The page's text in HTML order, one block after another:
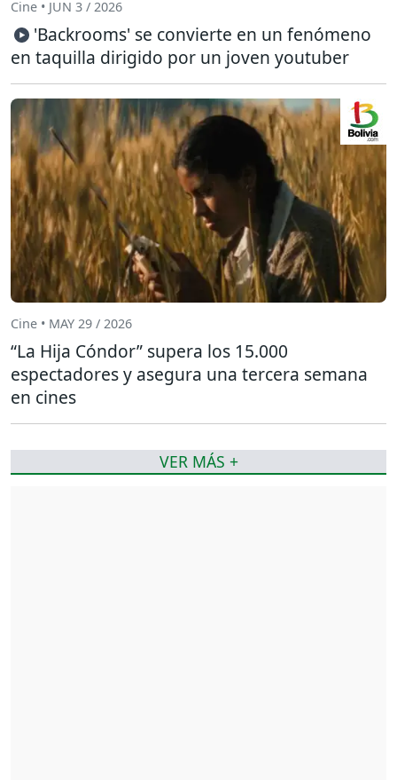
Cine • JUN 3 / 2026
'Backrooms' se convierte en un fenómeno
en taquilla dirigido por un joven youtuber
Cine • MAY 29 / 2026
“La Hija Cóndor” supera los 15.000
espectadores y asegura una tercera semana
en cines
VER MÁS +